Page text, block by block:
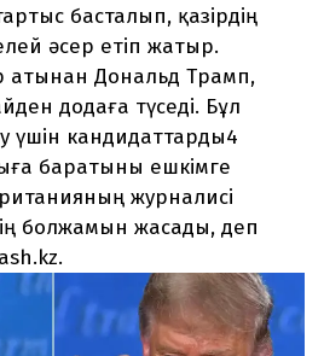
жіберіледі. Тек email
жібереміз.
басталып, қазірдің
әсер етіп жатыр.
атынан Дональд Трамп,
додаға түседі. Бұл
үшін кандидаттарды4
баратыны ешкімге
журналисі
болжамын жасады, деп